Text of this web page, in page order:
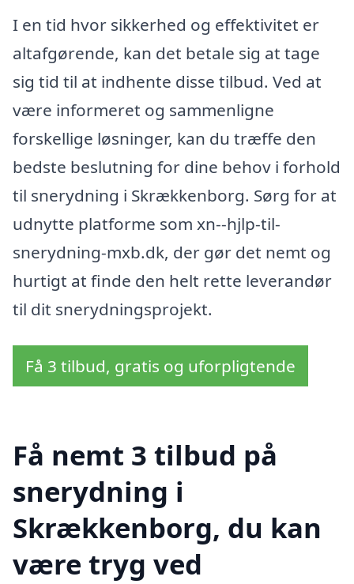
I en tid hvor sikkerhed og effektivitet er
altafgørende, kan det betale sig at tage
sig tid til at indhente disse tilbud. Ved at
være informeret og sammenligne
forskellige løsninger, kan du træffe den
bedste beslutning for dine behov i forhold
til snerydning i Skrækkenborg. Sørg for at
udnytte platforme som xn--hjlp-til-
snerydning-mxb.dk, der gør det nemt og
hurtigt at finde den helt rette leverandør
til dit snerydningsprojekt.
Få 3 tilbud, gratis og uforpligtende
Få nemt 3 tilbud på
snerydning i
Skrækkenborg, du kan
være tryg ved